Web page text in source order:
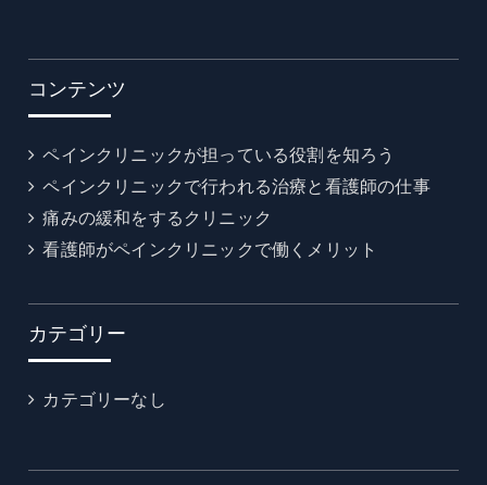
コンテンツ
ペインクリニックが担っている役割を知ろう
ペインクリニックで行われる治療と看護師の仕事
痛みの緩和をするクリニック
看護師がペインクリニックで働くメリット
カテゴリー
カテゴリーなし